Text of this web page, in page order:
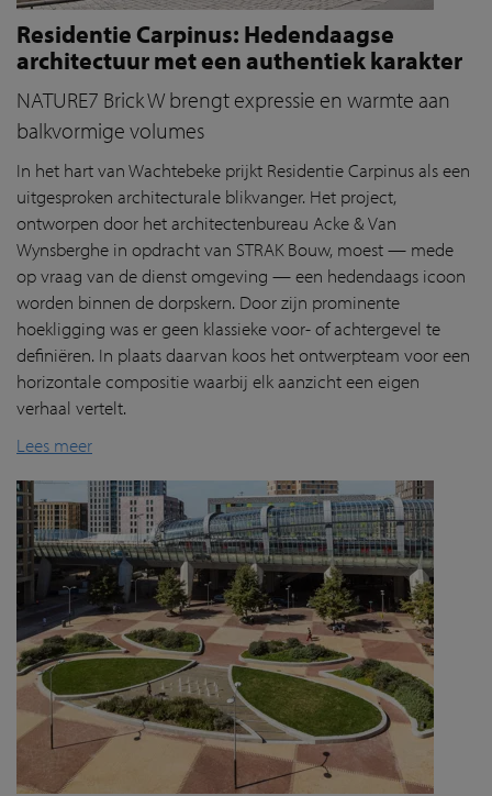
Residentie Carpinus: Hedendaagse
architectuur met een authentiek karakter
NATURE7 Brick W brengt expressie en warmte aan
balkvormige volumes
In het hart van Wachtebeke prijkt Residentie Carpinus als een
uitgesproken architecturale blikvanger. Het project,
ontworpen door het architectenbureau Acke & Van
Wynsberghe in opdracht van STRAK Bouw, moest — mede
op vraag van de dienst omgeving — een hedendaags icoon
worden binnen de dorpskern. Door zijn prominente
hoekligging was er geen klassieke voor- of achtergevel te
definiëren. In plaats daarvan koos het ontwerpteam voor een
horizontale compositie waarbij elk aanzicht een eigen
verhaal vertelt.
Lees meer